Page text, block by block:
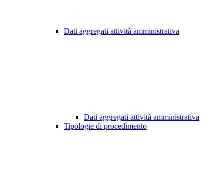
Dati aggregati attività amministrativa
Dati aggregati attività amministrativa
Tipologie di procedimento